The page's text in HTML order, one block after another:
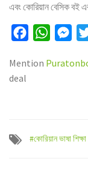
এবং কোরিয়ান বেসিক বই
Facebook
Mention
deal
#কোরিয়ান ভাষা শিক্ষা